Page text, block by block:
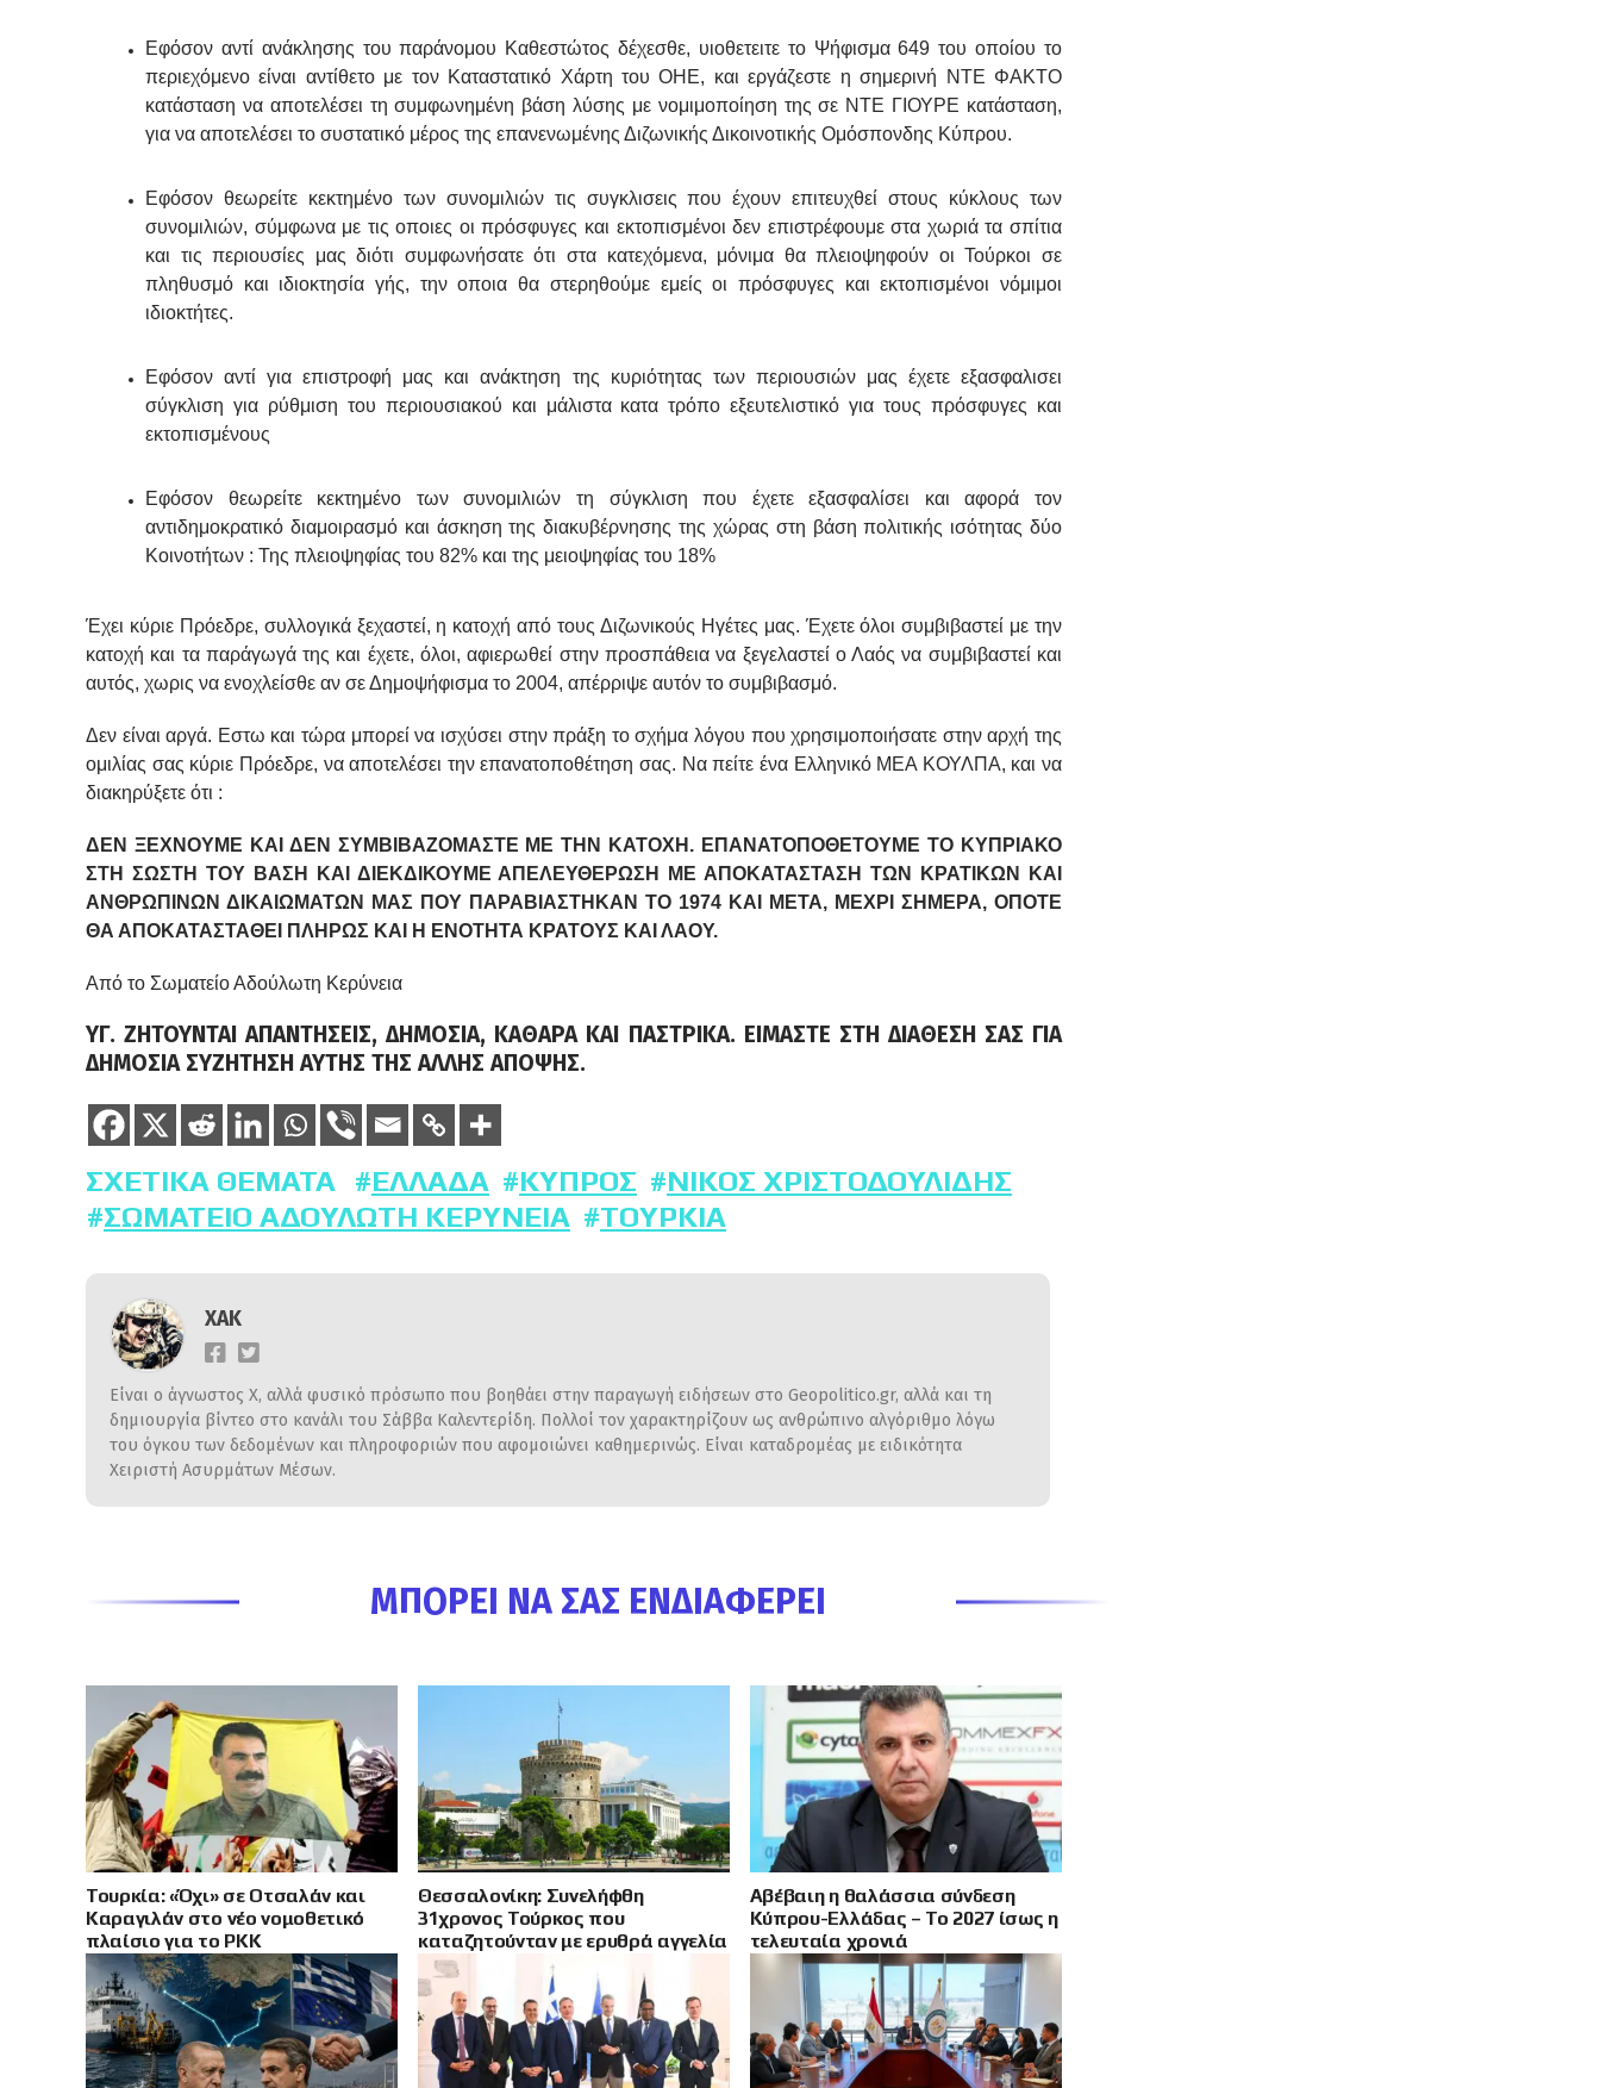
Εφόσον αντί ανάκλησης του παράνομου Καθεστώτος δέχεσθε, υιοθετειτε το Ψήφισμα 649 του οποίου το
περιεχόμενο είναι αντίθετο με τον Καταστατικό Χάρτη του ΟΗΕ, και εργάζεστε η σημερινή ΝΤΕ ΦΑΚΤΟ
κατάσταση να αποτελέσει τη συμφωνημένη βάση λύσης με νομιμοποίηση της σε ΝΤΕ ΓΙΟΥΡΕ κατάσταση,
για να αποτελέσει το συστατικό μέρος της επανενωμένης Διζωνικής Δικοινοτικής Ομόσπονδης Κύπρου.
Εφόσον θεωρείτε κεκτημένο των συνομιλιών τις συγκλισεις που έχουν επιτευχθεί στους κύκλους των
συνομιλιών, σύμφωνα με τις οποιες οι πρόσφυγες και εκτοπισμένοι δεν επιστρέφουμε στα χωριά τα σπίτια
και τις περιουσίες μας διότι συμφωνήσατε ότι στα κατεχόμενα, μόνιμα θα πλειοψηφούν οι Τούρκοι σε
πληθυσμό και ιδιοκτησία γής, την οποια θα στερηθούμε εμείς οι πρόσφυγες και εκτοπισμένοι νόμιμοι
ιδιοκτήτες.
Εφόσον αντί για επιστροφή μας και ανάκτηση της κυριότητας των περιουσιών μας έχετε εξασφαλισει
σύγκλιση για ρύθμιση του περιουσιακού και μάλιστα κατα τρόπο εξευτελιστικό για τους πρόσφυγες και
εκτοπισμένους
Εφόσον θεωρείτε κεκτημένο των συνομιλιών τη σύγκλιση που έχετε εξασφαλίσει και αφορά τον
αντιδημοκρατικό διαμοιρασμό και άσκηση της διακυβέρνησης της χώρας στη βάση πολιτικής ισότητας δύο
Κοινοτήτων : Της πλειοψηφίας του 82% και της μειοψηφίας του 18%
Έχει κύριε Πρόεδρε, συλλογικά ξεχαστεί, η κατοχή από τους Διζωνικούς Ηγέτες μας. Έχετε όλοι συμβιβαστεί με την
κατοχή και τα παράγωγά της και έχετε, όλοι, αφιερωθεί στην προσπάθεια να ξεγελαστεί ο Λαός να συμβιβαστεί και
αυτός, χωρις να ενοχλείσθε αν σε Δημοψήφισμα το 2004, απέρριψε αυτόν το συμβιβασμό.
Δεν είναι αργά. Εστω και τώρα μπορεί να ισχύσει στην πράξη το σχήμα λόγου που χρησιμοποιήσατε στην αρχή της
ομιλίας σας κύριε Πρόεδρε, να αποτελέσει την επανατοποθέτηση σας. Να πείτε ένα Ελληνικό ΜΕΑ ΚΟΥΛΠΑ, και να
διακηρύξετε ότι :
ΔΕΝ ΞΕΧΝΟΥΜΕ ΚΑΙ ΔΕΝ ΣΥΜΒΙΒΑΖΟΜΑΣΤΕ ΜΕ ΤΗΝ ΚΑΤΟΧΗ. ΕΠΑΝΑΤΟΠΟΘΕΤΟΥΜΕ ΤΟ ΚΥΠΡΙΑΚΟ
ΣΤΗ ΣΩΣΤΗ ΤΟΥ ΒΑΣΗ ΚΑΙ ΔΙΕΚΔΙΚΟΥΜΕ ΑΠΕΛΕΥΘΕΡΩΣΗ ΜΕ ΑΠΟΚΑΤΑΣΤΑΣΗ ΤΩΝ ΚΡΑΤΙΚΩΝ ΚΑΙ
ΑΝΘΡΩΠΙΝΩΝ ΔΙΚΑΙΩΜΑΤΩΝ ΜΑΣ ΠΟΥ ΠΑΡΑΒΙΑΣΤΗΚΑΝ ΤΟ 1974 ΚΑΙ ΜΕΤΑ, ΜΕΧΡΙ ΣΗΜΕΡΑ, ΟΠΟΤΕ
ΘΑ ΑΠΟΚΑΤΑΣΤΑΘΕΙ ΠΛΗΡΩΣ ΚΑΙ Η ΕΝΟΤΗΤΑ ΚΡΑΤΟΥΣ ΚΑΙ ΛΑΟΥ.
Από το Σωματείο Αδούλωτη Κερύνεια
ΥΓ. ΖΗΤΟΥΝΤΑΙ ΑΠΑΝΤΗΣΕΙΣ, ΔΗΜΟΣΙΑ, ΚΑΘΑΡΑ ΚΑΙ ΠΑΣΤΡΙΚΑ. ΕΙΜΑΣΤΕ ΣΤΗ ΔΙΑΘΕΣΗ ΣΑΣ ΓΙΑ
ΔΗΜΟΣΙΑ ΣΥΖΗΤΗΣΗ ΑΥΤΗΣ ΤΗΣ ΑΛΛΗΣ ΑΠΟΨΗΣ.
ΣΧΕΤΙΚΆ ΘΈΜΑΤΑ ΕΛΛΆΔΑ ΚΎΠΡΟΣ
ΝΊΚΟΣ ΧΡΙΣΤΟΔΟΥΛΊΔΗΣ
ΣΩΜΑΤΕΊΟ ΑΔΟΎΛΩΤΗ ΚΕΡΎΝΕΙΑ
ΤΟΥΡΚΊΑ
ΧΑΚ
Είναι ο άγνωστος Χ, αλλά φυσικό πρόσωπο που βοηθάει στην παραγωγή ειδήσεων στο Geopolitico.gr, αλλά και τη
δημιουργία βίντεο στο κανάλι του Σάββα Καλεντερίδη. Πολλοί τον χαρακτηρίζουν ως ανθρώπινο αλγόριθμο λόγω
του όγκου των δεδομένων και πληροφοριών που αφομοιώνει καθημερινώς. Είναι καταδρομέας με ειδικότητα
Χειριστή Ασυρμάτων Μέσων.
ΜΠΟΡΕΊ ΝΑ ΣΑΣ ΕΝΔΙΑΦΈΡΕΙ
Τουρκία: «Όχι» σε Οτσαλάν και
Καραγιλάν στο νέο νομοθετικό
πλαίσιο για το PKK
Θεσσαλονίκη: Συνελήφθη
31χρονος Τούρκος που
καταζητούνταν με ερυθρά αγγελία
– Καταδίκες για ναρκωτικά, όπλο
και βίαια αδικήματα
Αβέβαιη η θαλάσσια σύνδεση
Κύπρου-Ελλάδας – Το 2027 ίσως η
τελευταία χρονιά